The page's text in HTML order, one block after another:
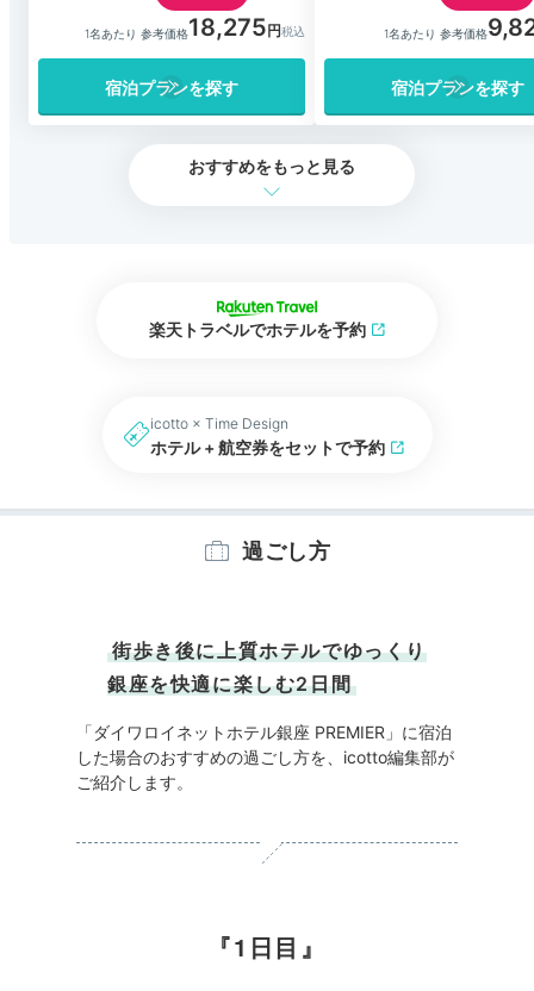
1名あたり 参考価格18,275
宿泊プランを探す
1名あたり 参考価格
宿泊プランを探す
おすすめをもっと見る
楽天トラベルでホテルを予約
icotto × Time Design
ホテル + 航空券をセットで予約
過ごし方
街歩き後に上質ホテルでゆっくり
銀座を快適に楽しむ2日間
「ダイワロイネットホテル銀座 PREMIER」に宿泊
した場合のおすすめの過ごし方を、icotto編集部が
ご紹介します。
1日目